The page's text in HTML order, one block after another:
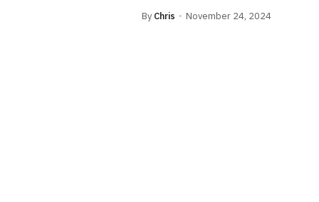
By Chris November 24, 2024